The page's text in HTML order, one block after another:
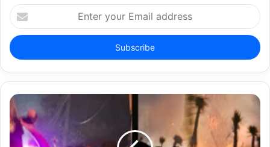
Enter
your
Email
address